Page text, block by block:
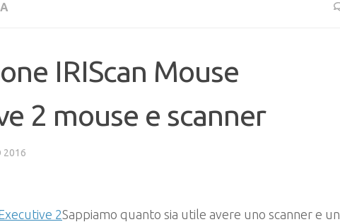
IRIScan Mouse
2 mouse e scanner
2016
Sappiamo quanto sia utile avere uno scanner e un